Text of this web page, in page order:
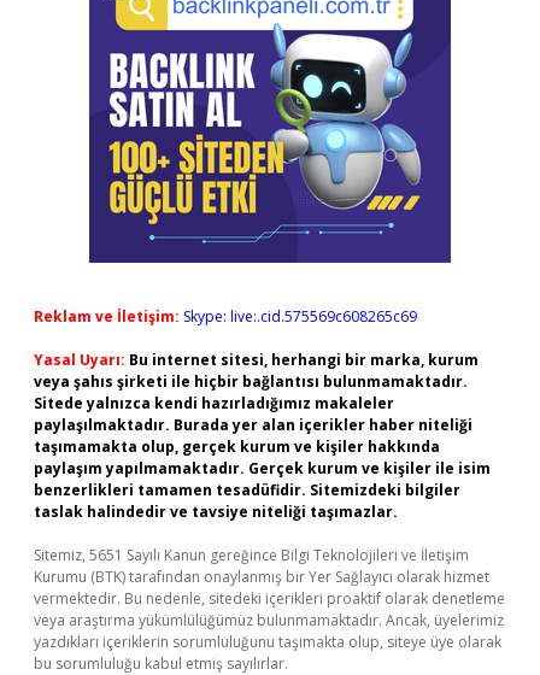
Reklam ve İletişim: Skype: live:.cid.575569c608265c69
Yasal Uyarı: Bu internet sitesi, herhangi bir marka, kurum
veya şahıs şirketi ile hiçbir bağlantısı bulunmamaktadır.
Sitede yalnızca kendi hazırladığımız makaleler
paylaşılmaktadır. Burada yer alan içerikler haber niteliği
taşımamakta olup, gerçek kurum ve kişiler hakkında
paylaşım yapılmamaktadır. Gerçek kurum ve kişiler ile isim
benzerlikleri tamamen tesadüfidir. Sitemizdeki bilgiler
taslak halindedir ve tavsiye niteliği taşımazlar.
Sitemiz, 5651 Sayılı Kanun gereğince Bilgi Teknolojileri ve İletişim
Kurumu (BTK) tarafından onaylanmış bir Yer Sağlayıcı olarak hizmet
vermektedir. Bu nedenle, sitedeki içerikleri proaktif olarak denetleme
veya araştırma yükümlülüğümüz bulunmamaktadır. Ancak, üyelerimiz
yazdıkları içeriklerin sorumluluğunu taşımakta olup, siteye üye olarak
bu sorumluluğu kabul etmiş sayılırlar.